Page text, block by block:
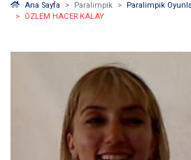
Ana Sayfa Paralimpik
Paralimpik
ÖZLEM HACER KALAY